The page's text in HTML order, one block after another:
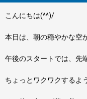
こんにちは(^^)/
本日は、朝の穏やかな空
午後のスタートでは、先
ちょっとワクワクするよ